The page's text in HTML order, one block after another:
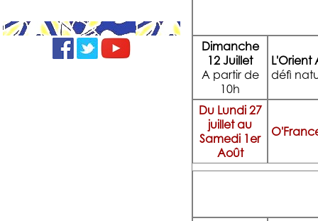
Dimanche
12 Juillet
A partir de
10h
L'Orient
défi
Du Lundi 27
juillet au
Samedi 1er
Août